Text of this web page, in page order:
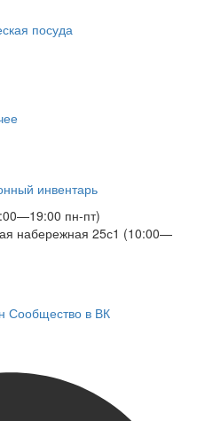
посуда
инвентарь
пн-пт)
набережная 25с1 (10:00—
Сообщество в ВК